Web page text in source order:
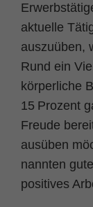
aktuelle
auszuüben,
Rund ein
körperliche
15 Prozent
Freude
ausüben
nannten
positives